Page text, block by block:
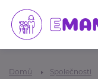
Domů Společnosti